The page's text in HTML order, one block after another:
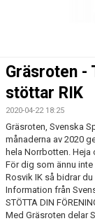
| KONTAKT
| ANLÄGGNINGAR
| VÅRA LAG &
| SPONSOR
Gräsroten -
stöttar RIK
2020-04-22 18:25
Gräsroten, Svenska
månaderna av 2020
hela Norrbotten. Heja
För dig som ännu
Rosvik IK så bidrar
Information från
STÖTTA DIN
Med Gräsroten delar